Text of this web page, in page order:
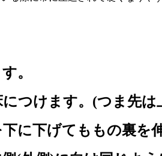
。
つけます。(つま先
に下げてももの裏を